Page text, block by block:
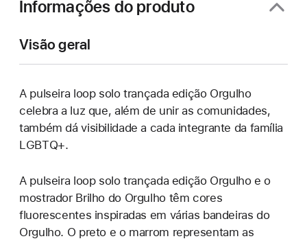
Informações do produto
Visão geral
A pulseira loop solo trançada edição Orgulho
celebra a luz que, além de unir as comunidades,
também dá visibilidade a cada integrante da família
LGBTQ+.
A pulseira loop solo trançada edição Orgulho e o
mostrador Brilho do Orgulho têm cores
fluorescentes inspiradas em várias bandeiras do
Orgulho. O preto e o marrom representam as